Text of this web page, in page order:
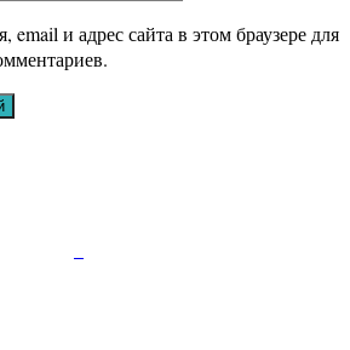
email и адрес сайта в этом браузере для